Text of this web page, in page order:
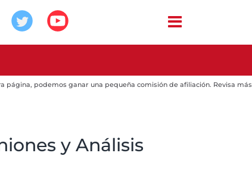
podemos ganar una pequeña comisión de afiliación. Revisa más
y Análisis